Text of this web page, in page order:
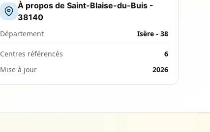
À propos de Saint-Blaise-du-Buis -
38140
Département Isère - 38
Centres référencés
6
Mise à jour
2026